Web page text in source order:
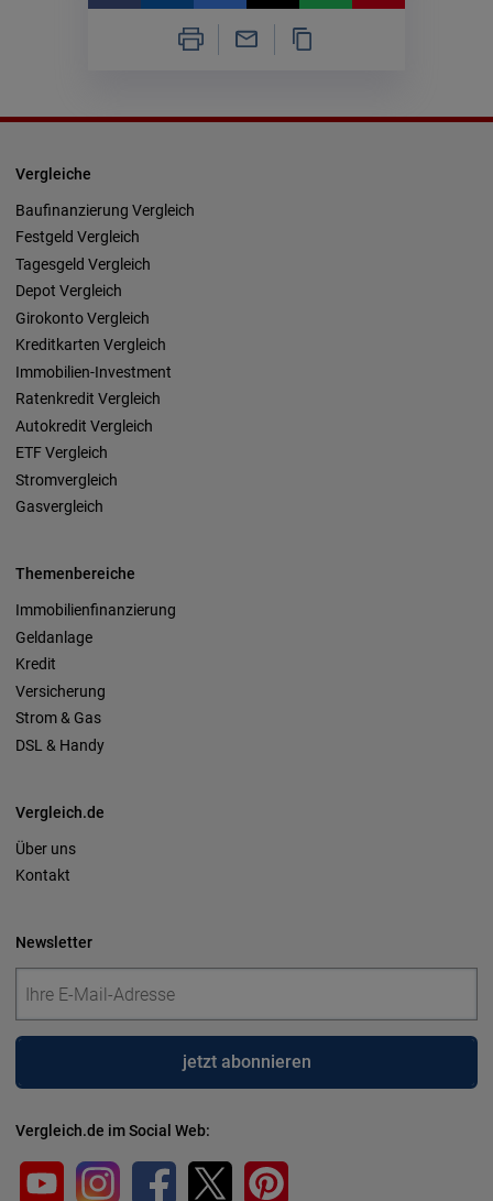
Vergleiche
Baufinanzierung Vergleich
Festgeld Vergleich
Tagesgeld Vergleich
Depot Vergleich
Girokonto Vergleich
Kreditkarten Vergleich
Immobilien-Investment
Ratenkredit Vergleich
Autokredit Vergleich
ETF Vergleich
Stromvergleich
Gasvergleich
Themenbereiche
Immobilienfinanzierung
Geldanlage
Kredit
Versicherung
Strom & Gas
DSL & Handy
Vergleich.de
Über uns
Kontakt
Newsletter
jetzt abonnieren